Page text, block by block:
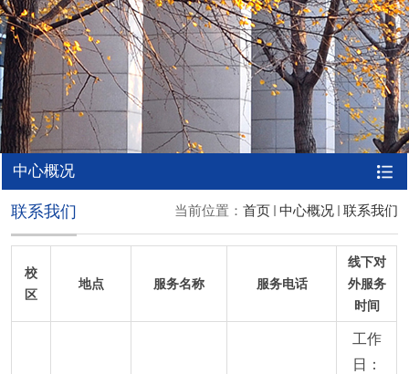
中心概况
当前位置： 首页 中心概况 联系我们
联系我们
校
区
地点 服务名称 服务电话
线下对
外服务
时间
工作
日：